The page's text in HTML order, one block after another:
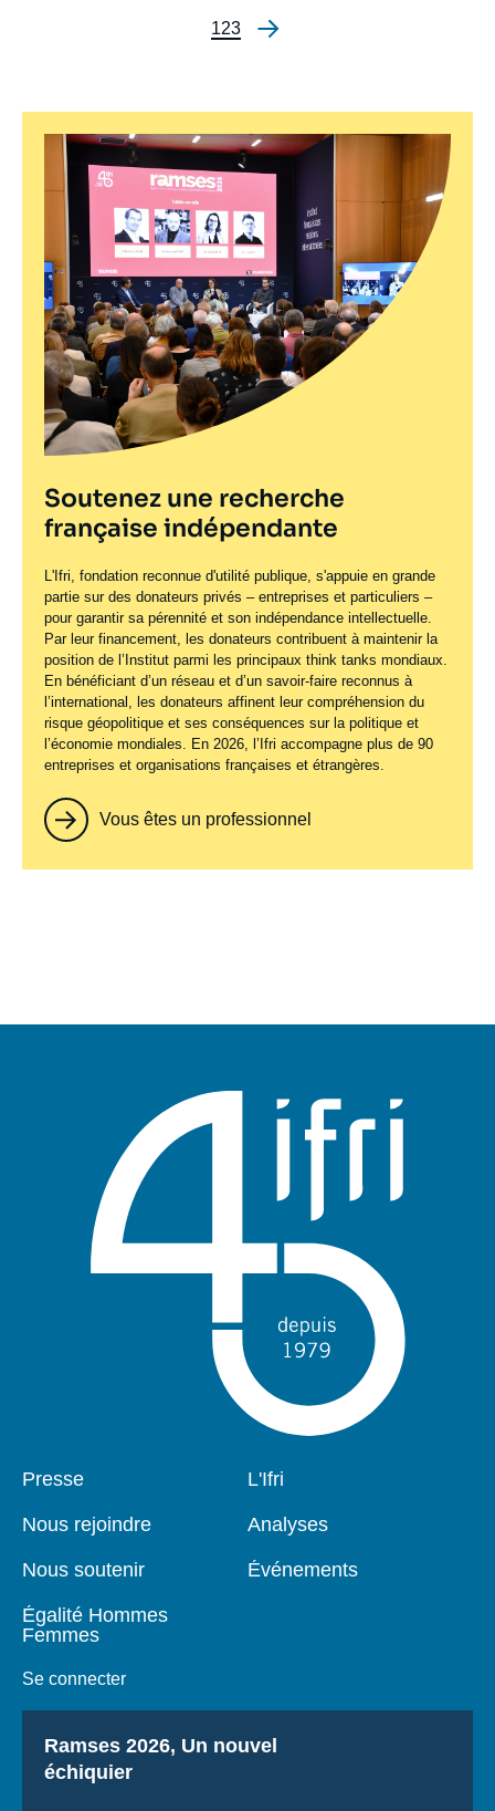
Pagination
Page
1Page
2Page
3
Soutenez une recherche
française indépendante
L'Ifri, fondation reconnue d'utilité publique, s'appuie en grande
partie sur des donateurs privés – entreprises et particuliers –
pour garantir sa pérennité et son indépendance intellectuelle.
Par leur financement, les donateurs contribuent à maintenir la
position de l’Institut parmi les principaux think tanks mondiaux.
En bénéficiant d’un réseau et d’un savoir-faire reconnus à
l’international, les donateurs affinent leur compréhension du
risque géopolitique et ses conséquences sur la politique et
l’économie mondiales. En 2026, l’Ifri accompagne plus de 90
entreprises et organisations françaises et étrangères.
Vous êtes un professionnel
Pied
Presse
Nous rejoindre
Nous soutenir
Égalité Hommes
Femmes
Se connecter
Navigation
L'Ifri
Analyses
Événements
Titre
Ramses 2026, Un nouvel
échiquier